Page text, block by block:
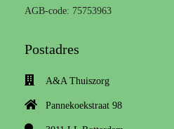
AGB-code: 75753963
Postadres
A&A Thuiszorg
Pannekoekstraat 98